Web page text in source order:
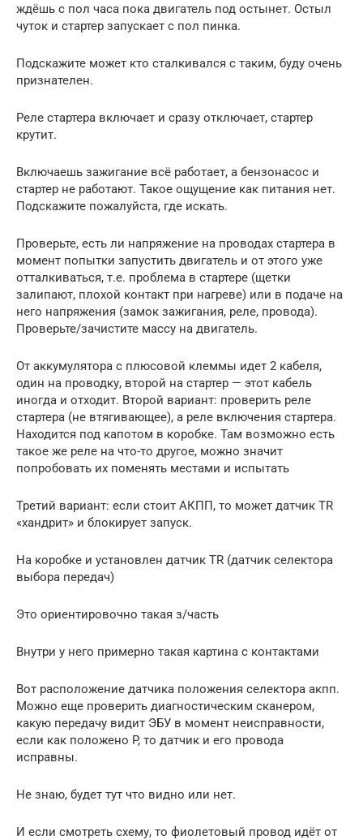
ждёшь с пол часа пока двигатель под остынет. Остыл
чуток и стартер запускает с пол пинка.
Подскажите может кто сталкивался с таким, буду очень
признателен.
Реле стартера включает и сразу отключает, стартер
крутит.
Включаешь зажигание всё работает, а бензонасос и
стартер не работают. Такое ощущение как питания нет.
Подскажите пожалуйста, где искать.
Проверьте, есть ли напряжение на проводах стартера в
момент попытки запустить двигатель и от этого уже
отталкиваться, т.е. проблема в стартере (щетки
залипают, плохой контакт при нагреве) или в подаче на
него напряжения (замок зажигания, реле, провода).
Проверьте/зачистите массу на двигатель.
От аккумулятора с плюсовой клеммы идет 2 кабеля,
один на проводку, второй на стартер — этот кабель
иногда и отходит. Второй вариант: проверить реле
стартера (не втягивающее), а реле включения стартера.
Находится под капотом в коробке. Там возможно есть
такое же реле на что-то другое, можно значит
попробовать их поменять местами и испытать
Третий вариант: если стоит АКПП, то может датчик TR
«хандрит» и блокирует запуск.
На коробке и установлен датчик TR (датчик селектора
выбора передач)
Это ориентировочно такая з/часть
Внутри у него примерно такая картина с контактами
Вот расположение датчика положения селектора акпп.
Можно еще проверить диагностическим сканером,
какую передачу видит ЭБУ в момент неисправности,
если как положено P, то датчик и его провода
исправны.
Не знаю, будет тут что видно или нет.
И если смотреть схему, то фиолетовый провод идёт от